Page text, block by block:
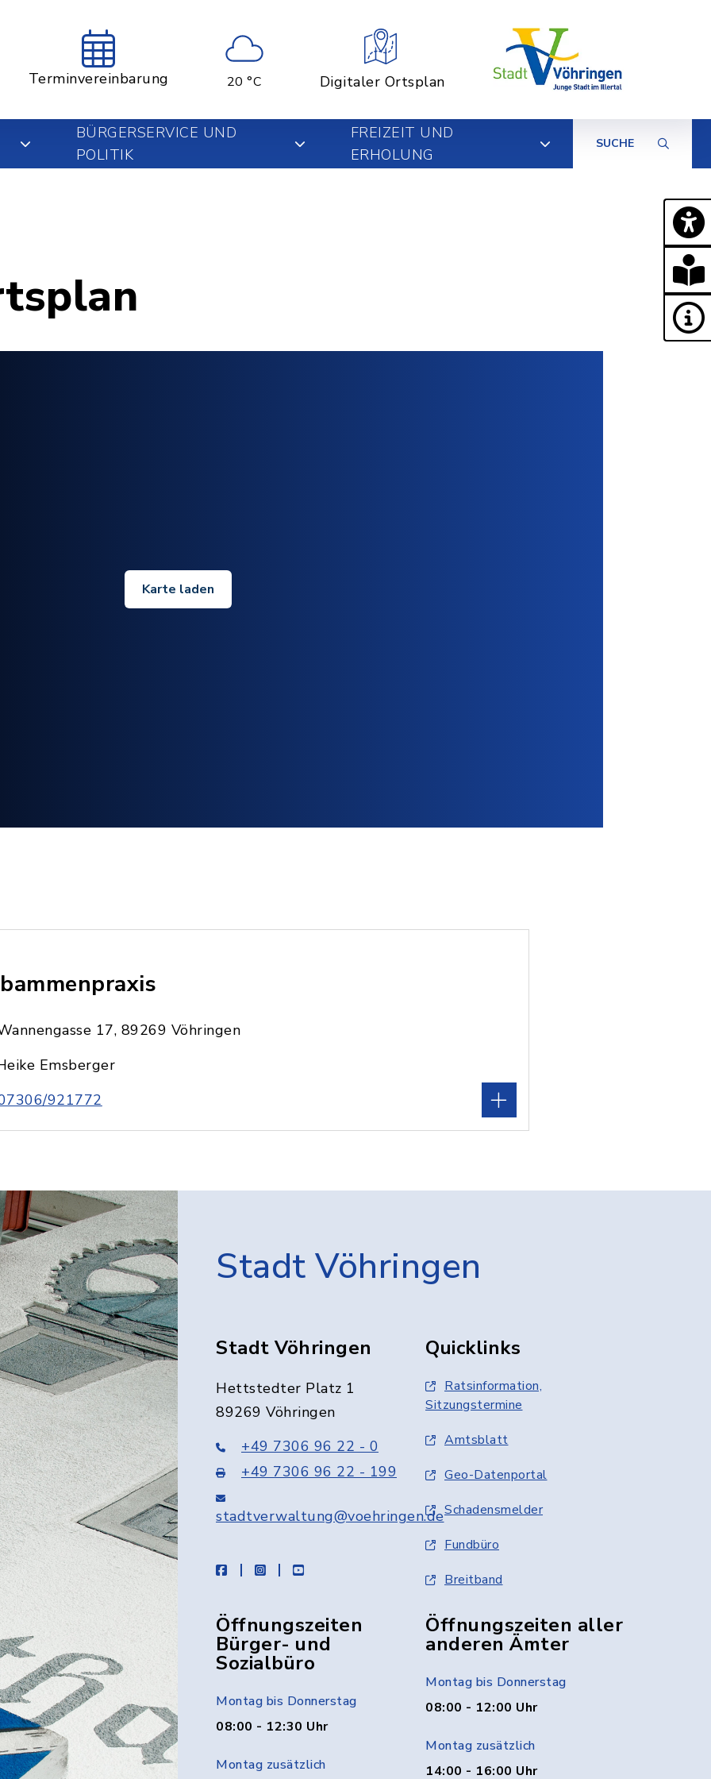
Terminvereinbarung 20 °C Digitaler Ortsplan
BÜRGERSERVICE UND
POLITIK
FREIZEIT UND
ERHOLUNG
SUCHE
Karte laden
17, 89269 Vöhringen
Emsberger
921772
Stadt Vöhringen
Stadt Vöhringen
Hettstedter Platz 1
89269 Vöhringen
+49 7306 96 22 - 0
+49 7306 96 22 - 199
stadtverwaltung@voehringen.de
facebookinstagramyoutube
Quicklinks
Ratsinformation,
Sitzungstermine
Amtsblatt
Geo-Datenportal
Schadensmelder
Fundbüro
Breitband
Öffnungszeiten
Bürger- und
Sozialbüro
Montag bis Donnerstag
08:00 - 12:30 Uhr
Montag zusätzlich
Öffnungszeiten aller
anderen Ämter
Montag bis Donnerstag
08:00 - 12:00 Uhr
Montag zusätzlich
14:00 - 16:00 Uhr